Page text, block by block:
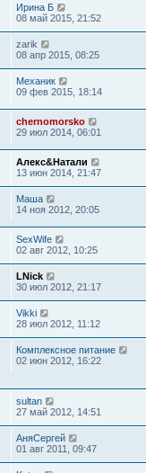
Ирина Б
08 май 2015, 21:52
zarik
08 апр 2015, 08:25
Механик
09 фев 2015, 18:14
chernomorsko
29 июл 2014, 06:01
Алекс&Натали
13 июн 2014, 21:47
Маша
14 ноя 2012, 20:05
SexWife
02 авг 2012, 10:25
LNick
30 июл 2012, 21:17
Vikki
28 июл 2012, 11:12
Комплексное питание
02 июн 2012, 16:22
sultan
27 май 2012, 14:51
АняСергей
01 авг 2011, 09:47